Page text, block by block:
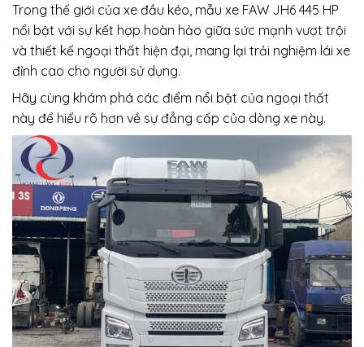
Trong thế giới của xe đầu kéo, mẫu xe FAW JH6 445 HP
nổi bật với sự kết hợp hoàn hảo giữa sức mạnh vượt trội
và thiết kế ngoại thất hiện đại, mang lại trải nghiệm lái xe
đỉnh cao cho người sử dụng.
Hãy cùng khám phá các điểm nổi bật của ngoại thất
này để hiểu rõ hơn về sự đẳng cấp của dòng xe này.